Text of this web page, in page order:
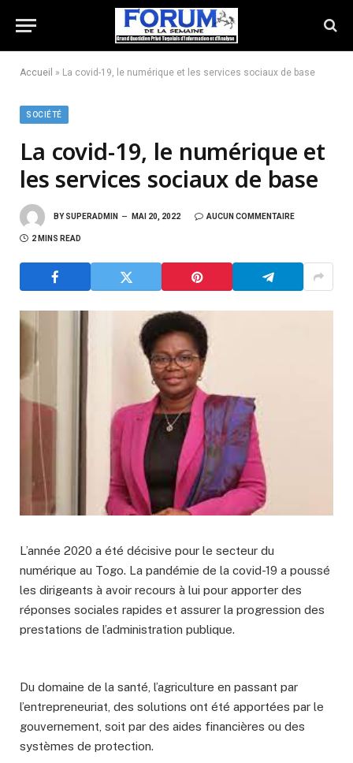
Accueil » La covid-19, le numérique et les services sociaux de base
SOCIÉTÉ
La covid-19, le numérique et
les services sociaux de base
BY SUPERADMIN MAI 20, 2022 AUCUN COMMENTAIRE
2 MINS READ
L’année 2020 a été décisive pour le secteur du
numérique au Togo. La pandémie de la covid-19 a poussé
les dirigeants à avoir recours à lui pour apporter des
réponses sociales rapides et assurer la progression des
prestations de l’administration publique.
Du domaine de la santé, l’agriculture en passant par
l’entrepreneuriat, des solutions ont été apportées par le
gouvernement, soit par des aides financières ou des
systèmes de protection.